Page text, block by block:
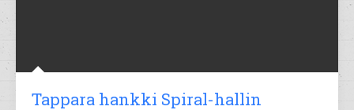
Tappara hankki Spiral-hallin